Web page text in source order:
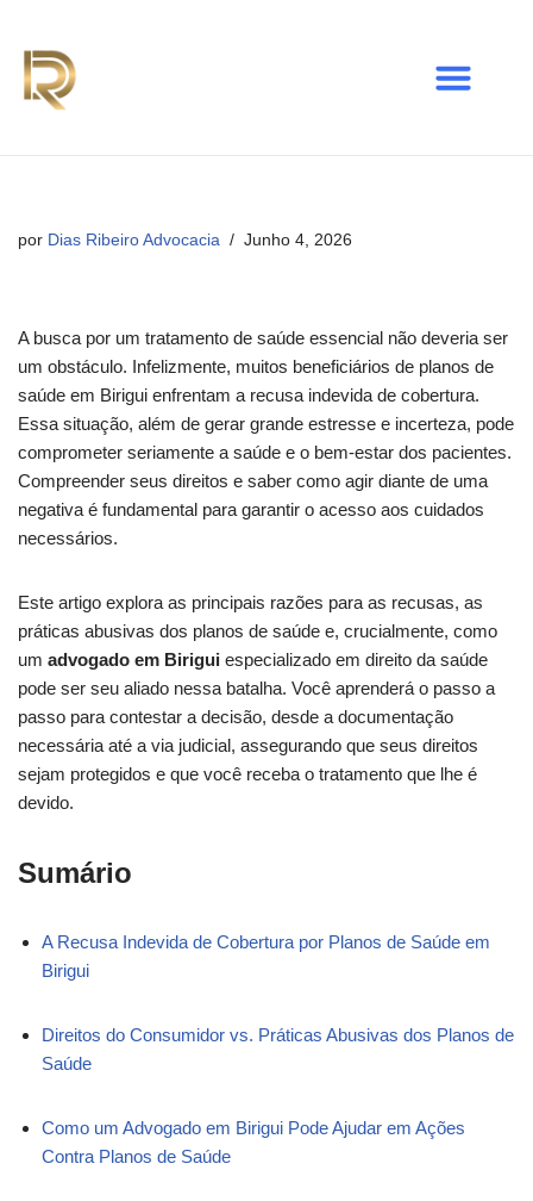
Avançar
para
por Dias Ribeiro Advocacia Junho 4, 2026
A busca por um tratamento de saúde essencial não deveria ser
um obstáculo. Infelizmente, muitos beneficiários de planos de
saúde em Birigui enfrentam a recusa indevida de cobertura.
Essa situação, além de gerar grande estresse e incerteza, pode
comprometer seriamente a saúde e o bem-estar dos pacientes.
Compreender seus direitos e saber como agir diante de uma
negativa é fundamental para garantir o acesso aos cuidados
necessários.
Este artigo explora as principais razões para as recusas, as
práticas abusivas dos planos de saúde e, crucialmente, como
um advogado em Birigui especializado em direito da saúde
pode ser seu aliado nessa batalha. Você aprenderá o passo a
passo para contestar a decisão, desde a documentação
necessária até a via judicial, assegurando que seus direitos
sejam protegidos e que você receba o tratamento que lhe é
devido.
Sumário
A Recusa Indevida de Cobertura por Planos de Saúde em
Birigui
Direitos do Consumidor vs. Práticas Abusivas dos Planos de
Saúde
Como um Advogado em Birigui Pode Ajudar em Ações
Contra Planos de Saúde